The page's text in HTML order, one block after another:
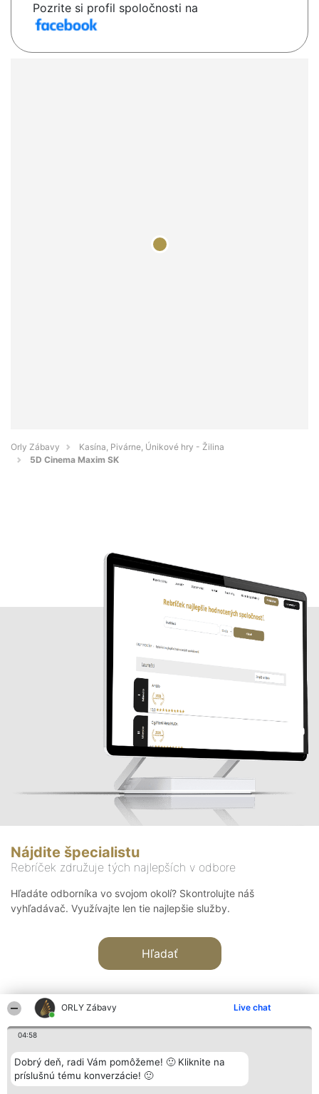
ORLY Zábavy Live chat
04:58
Dobrý deň, radi Vám pomôžeme! 🙂 Kliknite na
príslušnú tému konverzácie! 🙂
Pozrite si profil spoločnosti na
Orly Zábavy
Kasína, Pivárne, Únikové hry - Žilina
5D Cinema Maxim SK
Nájdite špecialistu
Rebríček združuje tých najlepších v odbore
Hľadáte odborníka vo svojom okolí? Skontrolujte náš
vyhľadávač. Využívajte len tie najlepšie služby.
Hľadať
Organizátor hodnotenia
Bright Side Solutions sp. z o.
o. sp. k.
Hodnotenie
Laureáti
Lista
Kontakt
Kontakt